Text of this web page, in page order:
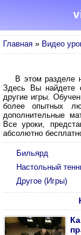
Главная » Видео
В этом разделе
Здесь Вы найдете
другие игры.
более опытных
дополнительные
Все уроки,
абсолютно
Бильярд
Настольный
Другое (Игры)